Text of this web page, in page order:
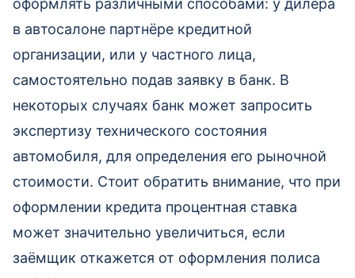
оформлять различными способами: у дилера
в автосалоне партнёре кредитной
организации, или у частного лица,
самостоятельно подав заявку в банк. В
некоторых случаях банк может запросить
экспертизу технического состояния
автомобиля, для определения его рыночной
стоимости. Стоит обратить внимание, что при
оформлении кредита процентная ставка
может значительно увеличиться, если
заёмщик откажется от оформления полиса